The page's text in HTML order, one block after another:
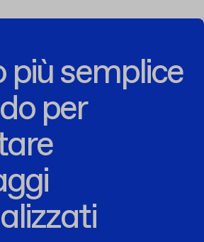
più semplice
per